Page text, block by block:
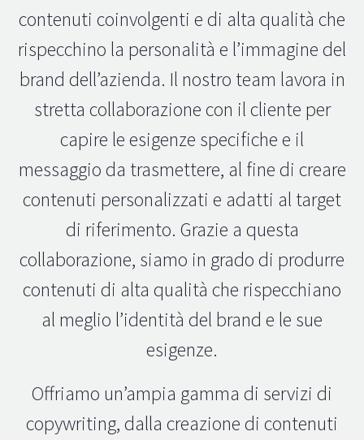
contenuti coinvolgenti e di alta qualità che
rispecchino la personalità e l’immagine del
brand dell’azienda. Il nostro team lavora in
stretta collaborazione con il cliente per
capire le esigenze specifiche e il
messaggio da trasmettere, al fine di creare
contenuti personalizzati e adatti al target
di riferimento. Grazie a questa
collaborazione, siamo in grado di produrre
contenuti di alta qualità che rispecchiano
al meglio l’identità del brand e le sue
esigenze.
Offriamo un’ampia gamma di servizi di
copywriting, dalla creazione di contenuti